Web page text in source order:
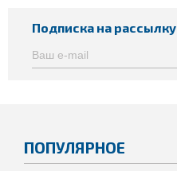
Подписка на рассылку
ПОПУЛЯРНОЕ